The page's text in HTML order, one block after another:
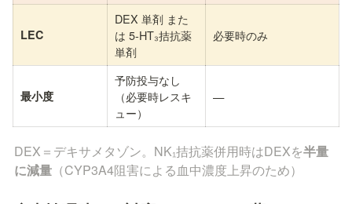
LEC
DEX 単剤 また
は 5-HT₃拮抗薬
単剤
必要時のみ
最小度
予防投与なし
（必要時レスキ
ュー）
—
DEX＝デキサメタゾン。NK₁拮抗薬併用時はDEXを半量
に減量 （CYP3A4阻害による血中濃度上昇のため）